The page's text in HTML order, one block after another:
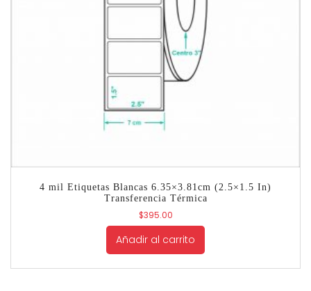
4 mil Etiquetas Blancas 6.35×3.81cm (2.5×1.5 In)
Transferencia Térmica
$395.00
Añadir al carrito